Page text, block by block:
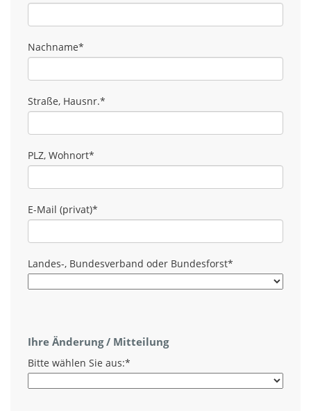
Nachname*
Straße, Hausnr.*
PLZ, Wohnort*
E-Mail (privat)*
Landes-, Bundesverband oder Bundesforst*
Ihre Änderung / Mitteilung
Bitte wählen Sie aus:*